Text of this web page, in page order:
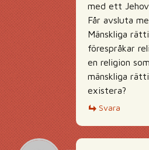
med ett
Får avsluta
Mänskliga
förespråkar
en religion
mänskliga
existera?
Svara